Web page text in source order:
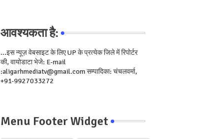
आवश्यकता है:
...इस न्यूज़ वेबसाइट के लिए UP के प्रत्येक जिले में रिपोर्टर
की, वायोडाटा भेजे: E-mail
:aligarhmediatv@gmail.com सम्पादिका: चंचलवर्मा,
+91-9927033272
Menu Footer Widget